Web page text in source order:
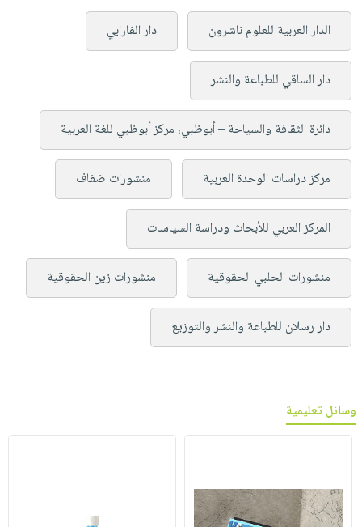
الدار العربية للعلوم ناشرون دار الفارابي
دار الساقي للطباعة والنشر
دائرة الثقافة والسياحة – أبوظبي، مركز أبوظبي للغة العربية
مركز دراسات الوحدة العربية منشورات ضفاف
المركز العربي للأبحاث ودراسة السياسات
منشورات الحلبي الحقوقية منشورات زين الحقوقية
دار رسلان للطباعة والنشر والتوزيع
وسائل تعليمية